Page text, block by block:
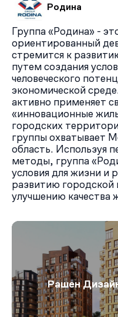
Родина
Группа «Родина» -
ориентированный
стремится к
путем создания
человеческого
экономической
активно применяет
«инновационные
городских
группы охватывает
область. Используя
методы, группа
условия для жизни и
развитию
улучшению качества
Рашен